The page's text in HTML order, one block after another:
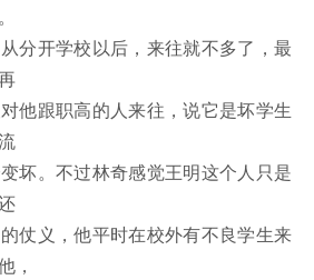
分开学校以后，来往就不多了，最
他跟职高的人来往，说它是坏学生
坏。不过林奇感觉王明这个人只是
仗义，他平时在校外有不良学生来
，